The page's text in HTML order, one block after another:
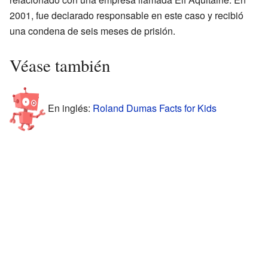
2001, fue declarado responsable en este caso y recibió
una condena de seis meses de prisión.
Véase también
En inglés: Roland Dumas Facts for Kids